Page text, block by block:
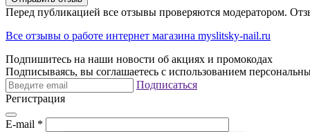
Перед публикацией все отзывы проверяются модератором.
Все отзывы о работе интернет магазина myslitsky-nail.ru
Подпишитесь на наши новости об акциях и промокодах
Подписываясь, вы соглашаетесь с использованием
Подписаться
Регистрация
E-mail *